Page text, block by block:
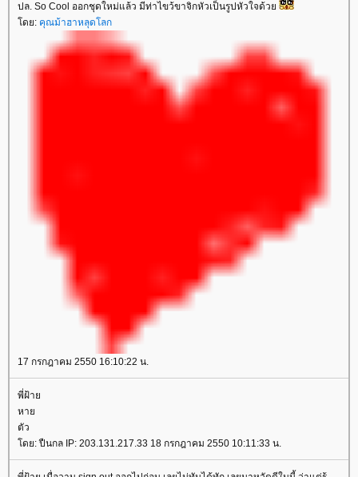
ปล. So Cool ออกชุดใหม่แล้ว มีท่าไขว้ขาจิกหัวเป็นรูปหัวใจด้ว
ดย: คุณม้าฮาหลุดโลก
17 กรกฎาคม 2550 16:10:22 น.
พี่ฝ้า
หา
ตัว
ดย: ปืนกล IP: 203.131.217.33 18 กรกฎาคม 2550 10:11:33 น.